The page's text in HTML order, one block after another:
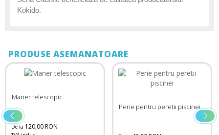
Kokido.
PRODUSE ASEMANATOARE
Maner telescopic
De la 120,00 RON
Perie pentru peretii piscinei